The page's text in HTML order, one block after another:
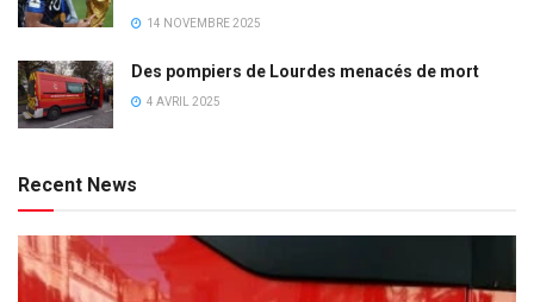
14 NOVEMBRE 2025
Des pompiers de Lourdes menacés de mort
4 AVRIL 2025
Recent News